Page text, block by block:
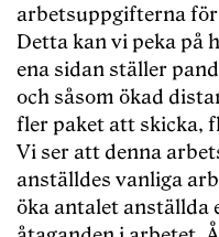
arbetsuppgifterna
Detta kan vi peka på
ena sidan ställer
och såsom ökad
fler paket att skicka,
Vi ser att denna
anställdes vanliga
öka antalet